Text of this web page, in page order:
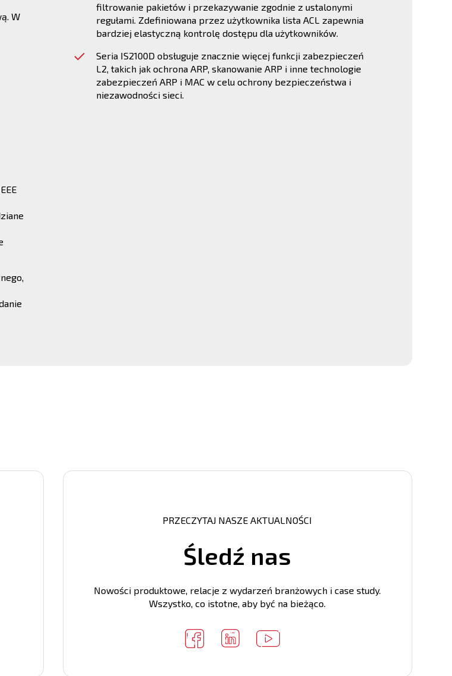
W
filtrowanie pakietów i przekazywanie zgodnie z ustalonymi
regułami. Zdefiniowana przez użytkownika lista ACL zapewnia
bardziej elastyczną kontrolę dostępu dla użytkowników.
Seria IS2100D obsługuje znacznie więcej funkcji zabezpieczeń
L2, takich jak ochrona ARP, skanowanie ARP i inne technologie
zabezpieczeń ARP i MAC w celu ochrony bezpieczeństwa i
niezawodności sieci.
PRZECZYTAJ NASZE AKTUALNOŚCI
Śledź nas
Nowości produktowe, relacje z wydarzeń branżowych i case study.
Wszystko, co istotne, aby być na bieżąco.